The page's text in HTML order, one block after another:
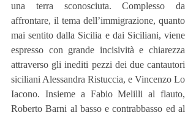
una terra sconosciuta. Complesso da
affrontare, il tema dell’immigrazione, quanto
mai sentito dalla Sicilia e dai Siciliani, viene
espresso con grande incisività e chiarezza
attraverso gli inediti pezzi dei due cantautori
siciliani Alessandra Ristuccia, e Vincenzo Lo
Iacono. Insieme a Fabio Melilli al flauto,
Roberto Barni al basso e contrabbasso ed al